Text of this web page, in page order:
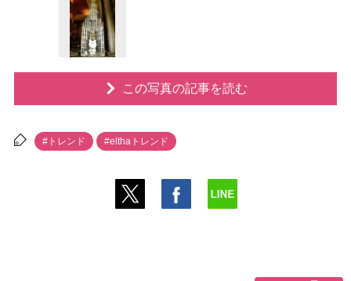
この写真の記事を読む
#トレンド #elthaトレンド